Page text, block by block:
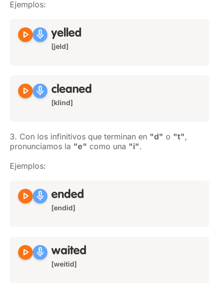
Ejemplos:
play_arrow mic yelled
[jeld]
play_arrow mic cleaned
[klind]
3. Con los infinitivos que terminan en "d" o "t",
pronunciamos la "e" como una "i".
Ejemplos:
play_arrow mic ended
[endid]
play_arrow mic waited
[weitid]